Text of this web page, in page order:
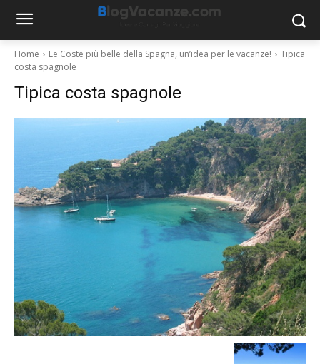
Home Le Coste più belle della Spagna, un’idea per le vacanze!
Tipica
costa spagnole
Tipica costa spagnole